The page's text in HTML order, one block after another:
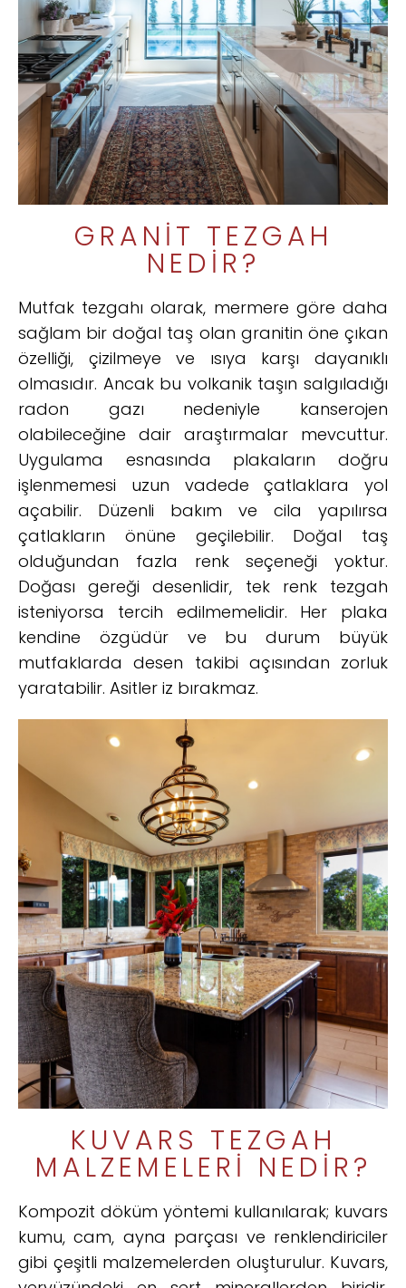
GRANIT TEZGAH
NEDIR?
Mutfak tezgahı olarak, mermere göre daha
sağlam bir doğal taş olan granitin öne çıkan
özelliği, çizilmeye ve ısıya karşı dayanıklı
olmasıdır. Ancak bu volkanik taşın salgıladığı
radon gazı nedeniyle kanserojen
olabileceğine dair araştırmalar mevcuttur.
Uygulama esnasında plakaların doğru
işlenmemesi uzun vadede çatlaklara yol
açabilir. Düzenli bakım ve cila yapılırsa
çatlakların önüne geçilebilir. Doğal taş
olduğundan fazla renk seçeneği yoktur.
Doğası gereği desenlidir, tek renk tezgah
isteniyorsa tercih edilmemelidir. Her plaka
kendine özgüdür ve bu durum büyük
mutfaklarda desen takibi açısından zorluk
yaratabilir. Asitler iz bırakmaz.
KUVARS TEZGAH
MALZEMELERI NEDIR?
Kompozit döküm yöntemi kullanılarak; kuvars
kumu, cam, ayna parçası ve renklendiriciler
gibi çeşitli malzemelerden oluşturulur. Kuvars,